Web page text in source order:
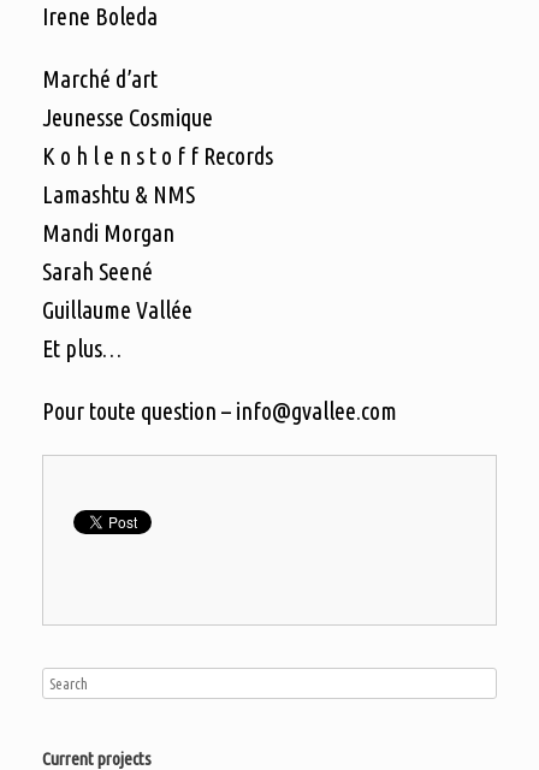
Irene Boleda
Marché d’art
Jeunesse Cosmique
K o h l e n s t o f f Records
Lamashtu & NMS
Mandi Morgan
Sarah Seené
Guillaume Vallée
Et plus…
Pour toute question – info@gvallee.com
Current projects